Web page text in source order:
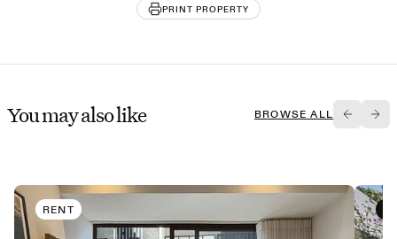
PRINT PROPERTY
You may also like BROWSE ALL
RENT